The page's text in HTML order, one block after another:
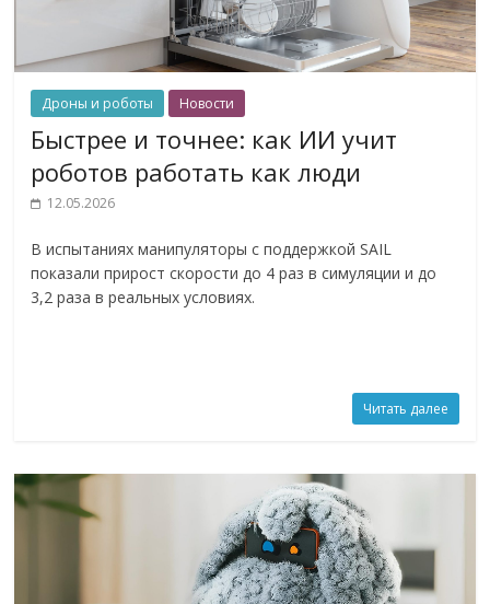
Дроны и роботы Новости
Быстрее и точнее: как ИИ учит
роботов работать как люди
12.05.2026
В испытаниях манипуляторы с поддержкой SAIL
показали прирост скорости до 4 раз в симуляции и до
3,2 раза в реальных условиях.
Читать далее